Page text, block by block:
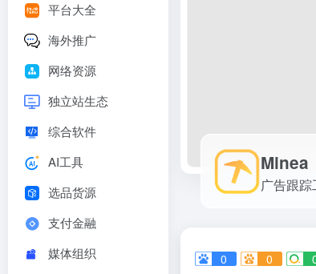
平台大全
海外推广
网络资源
独立站生态
综合软件
AI工具
选品货源
支付金融
媒体组织
Minea
0 0